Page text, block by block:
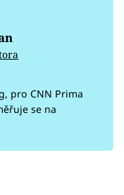
pro CNN Prima
se na